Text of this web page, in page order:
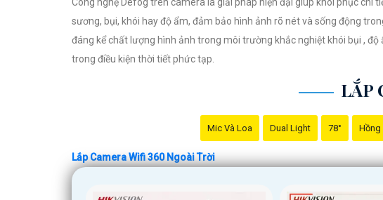
sương, bụi, khói hay độ ẩm, đảm bảo hình ảnh rõ nét và sống động
đáng kể chất lượng hình ảnh trong môi trường khắc nghiệt khói bụi ,
trong điều kiện thời tiết phức tạp.
LẮP
Mic Và Loa Dual Light 78° Hồng
Lắp Camera Wifi 360 Ngoài Trời